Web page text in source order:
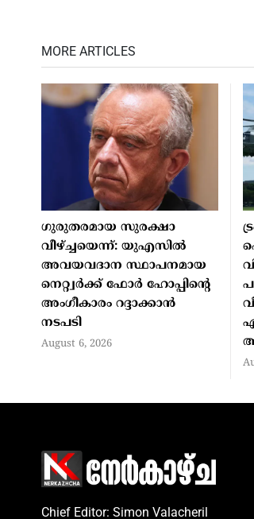
MORE ARTICLES
ഗുരുതരമായ സുരക്ഷാ
വീഴ്ച്ചയെന്ന്: യുഎസില്‍
അവയവദാന സ്ഥാപനമായ
നെറ്റ്വര്‍ക്ക് ഫോര്‍ ഹോപ്പിന്റെ
അംഗീകാരം റദ്ദാക്കാന്‍
നടപടി
August 6, 2026
Chief Editor: Simon Valacheril